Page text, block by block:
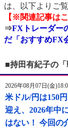
は、以下よりご
【※関連記事はこ
⇒FXトレーダー
だ「おすすめFX
■持田有紀子の
2026年08月07日(金
米ドル/円は150
迎え、2026年中
はない！ 今回の